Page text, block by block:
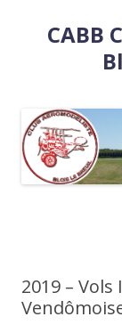
CABB
2019 –